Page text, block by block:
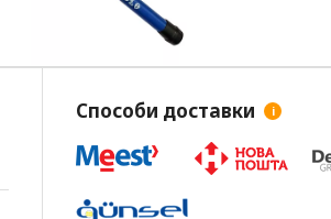
Способи доставки i